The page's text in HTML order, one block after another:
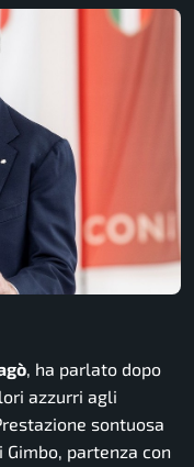
, ha parlato dopo
azzurri agli
sontuosa
partenza con